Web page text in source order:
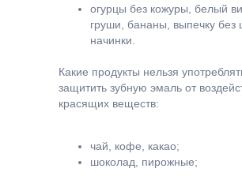
огурцы без кожуры, белый
груши, бананы, выпечку без
начинки.
Какие продукты нельзя
защитить зубную эмаль от
красящих веществ:
чай, кофе, какао;
шоколад, пирожные;